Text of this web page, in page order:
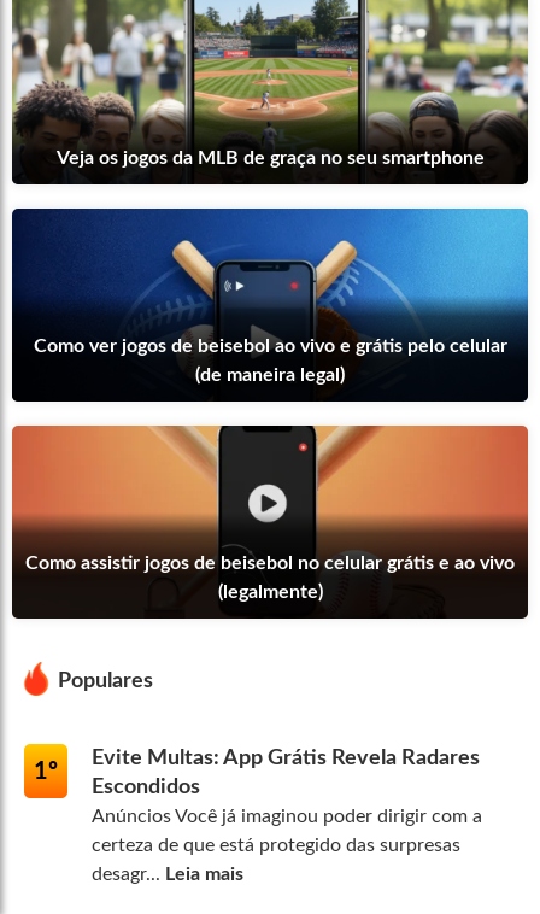
Veja os jogos da MLB de graça no seu smartphone
Como ver jogos de beisebol ao vivo e grátis pelo celular
(de maneira legal)
Como assistir jogos de beisebol no celular grátis e ao vivo
(legalmente)
Populares
1º
Evite Multas: App Grátis Revela Radares
Escondidos
Anúncios Você já imaginou poder dirigir com a
certeza de que está protegido das surpresas
desagr... Leia mais